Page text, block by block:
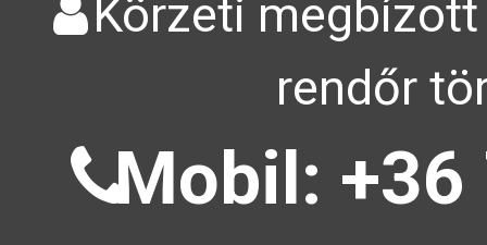
Körzeti megbízott
rendőr
Mobil: +36